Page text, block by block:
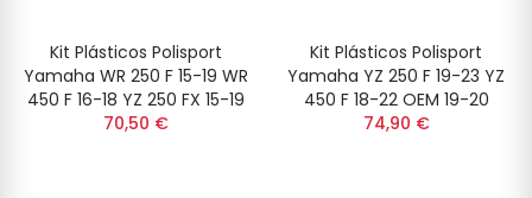
Kit Plásticos Polisport
Yamaha WR 250 F 15-19 WR
450 F 16-18 YZ 250 FX 15-19
70,50 €
Kit Plásticos Polisport
Yamaha YZ 250 F 19-23 YZ
450 F 18-22 OEM 19-20
74,90 €